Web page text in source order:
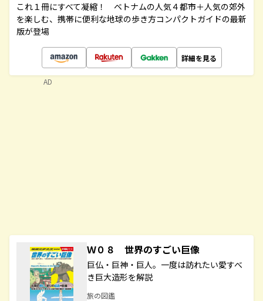
これ１冊にすべて凝縮！ ベトナムの人気４都市＋人気の郊外
を楽しむ、携帯に便利な地球の歩き方コンパクトガイドの最新
版が登場
詳細を見る
Ｗ０８ 世界のすごい巨像
巨仏・巨神・巨人。一度は訪れたい愛すべ
き巨大造形を解説
旅の図鑑
AD